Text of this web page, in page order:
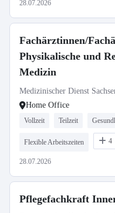
28.07.2026
Fachärztinnen/
Physikalische und
Medizin
Medizinischer Dienst
Home Office
Vollzeit Teilzeit
Flexible Arbeitszeiten 4
28.07.2026
Pflegefachkraft